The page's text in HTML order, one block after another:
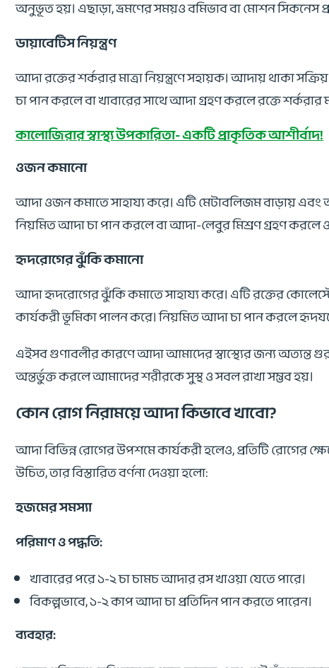
অনুভূত হয়। এছাড়া, ভ্রমণের সময়ও বমিভাব বা মোশন সিকনেস
ডায়াবেটিস নিয়ন্ত্রণ
আদা রক্তের শর্করার মাত্রা নিয়ন্ত্রণে সহায়ক। আদায় থাকা
চা পান করলে বা খাবারের সাথে আদা গ্রহণ করলে রক্তে শর্করার
কালোজিরার স্বাস্থ্য উপকারিতা- একটি প্রাকৃতিক আশীর্বাদ!
ওজন কমানো
আদা ওজন কমাতে সাহায্য করে। এটি মেটাবলিজম বাড়ায় এবং
নিয়মিত আদা চা পান করলে বা আদা-লেবুর মিশ্রণ গ্রহণ করলে
হৃদরোগের ঝুঁকি কমানো
আদা হৃদরোগের ঝুঁকি কমাতে সাহায্য করে। এটি রক্তের
কার্যকরী ভূমিকা পালন করে। নিয়মিত আদা চা পান করলে
এইসব গুণাবলীর কারণে আদা আমাদের স্বাস্থ্যের জন্য অত্যন্ত
অন্তর্ভুক্ত করলে আমাদের শরীরকে সুস্থ ও সবল রাখা সম্ভব হয়।
কোন রোগ নিরাময়ে আদা কিভাবে খাবো?
আদা বিভিন্ন রোগের উপশমে কার্যকরী হলেও, প্রতিটি রোগের
উচিত, তার বিস্তারিত বর্ণনা দেওয়া হলো:
হজমের সমস্যা
পরিমাণ ও পদ্ধতি:
খাবারের পরে ১-২ চা চামচ আদার রস খাওয়া যেতে পারে।
বিকল্পভাবে, ১-২ কাপ আদা চা প্রতিদিন পান করতে পারেন।
ব্যবহার: